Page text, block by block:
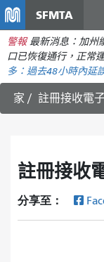
SFMTA
警報 最新消息：加州
口已恢復通行，正常
多： 過去48小時內延
家 註冊接收電
註冊接收
分享至：